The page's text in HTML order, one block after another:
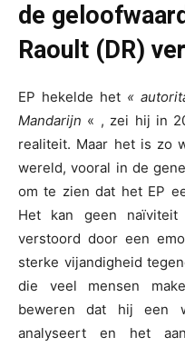
de
Raoult (DR)
EP hekelde het «
Mandarijn « , zei hij in
realiteit. Maar het is zo
wereld, vooral in de
om te zien dat het EP
Het kan geen
verstoord door een
sterke vijandigheid
die veel mensen
beweren dat hij een
analyseert en het